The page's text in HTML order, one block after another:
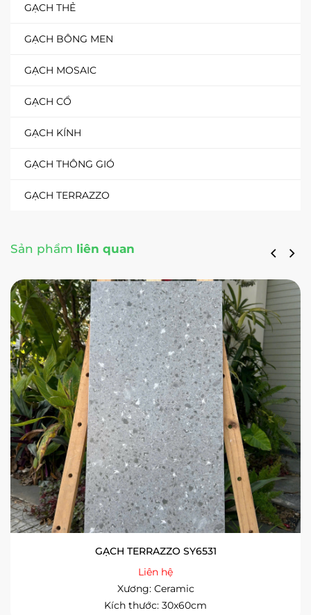
GẠCH THẺ
GẠCH BÔNG MEN
GẠCH MOSAIC
GẠCH CỔ
GẠCH KÍNH
GẠCH THÔNG GIÓ
GẠCH TERRAZZO
Sản phẩm liên quan
GẠCH TERRAZZO SY6531
Liên hệ
Xương: Ceramic
Kích thước: 30x60cm